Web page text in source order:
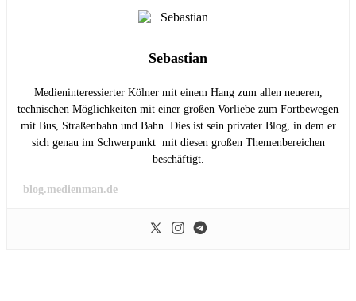
Sebastian
Medieninteressierter Kölner mit einem Hang zum allen neueren,
technischen Möglichkeiten mit einer großen Vorliebe zum Fortbewegen
mit Bus, Straßenbahn und Bahn. Dies ist sein privater Blog, in dem er
sich genau im Schwerpunkt mit diesen großen Themenbereichen
beschäftigt.
blog.medienman.de